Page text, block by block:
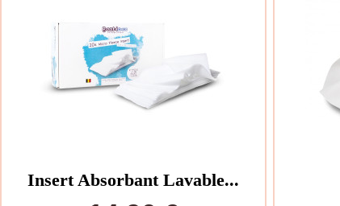
Insert Absorbant Lavable...